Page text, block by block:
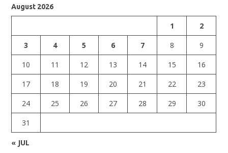
August 2026
1
2
3
4 5 6 7 8
9
10
11 12 13 14 15
16
17
18 19 20 21 22
23
24
25 26 27 28 29
30
31
« JUL